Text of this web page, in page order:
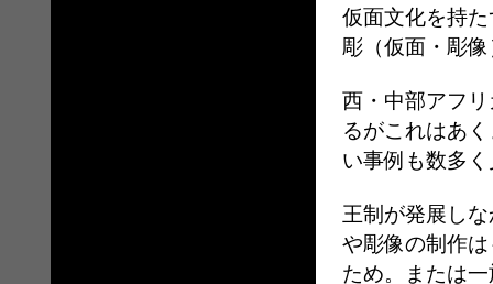
仮面文化を持
彫（仮面・彫
西・中部アフ
るがこれはあ
い事例も数多
王制が発展し
や彫像の制作
ため。または